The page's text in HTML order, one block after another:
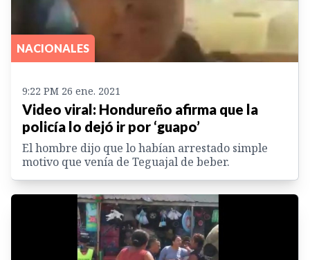
NACIONALES
9:22 PM 26 ene. 2021
Video viral: Hondureño afirma que la
policía lo dejó ir por ‘guapo’
El hombre dijo que lo habían arrestado simple
motivo que venía de Teguajal de beber.